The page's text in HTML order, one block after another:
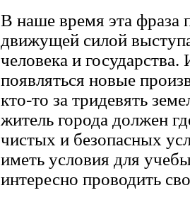
В наше время эта фраза
движущей силой
человека и
появляться новые
кто-то за тридевять
житель города должен
чистых и безопасных
иметь условия для
интересно проводить